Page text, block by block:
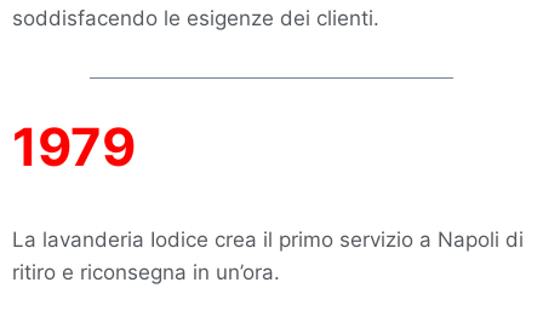
soddisfacendo le esigenze dei clienti.
1979
La lavanderia Iodice crea il primo servizio a Napoli di
ritiro e riconsegna in un’ora.